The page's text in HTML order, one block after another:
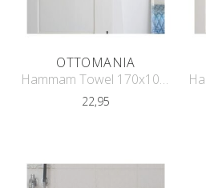
OTTOMANIA
Hammam Towel 170x100 cm
22,95